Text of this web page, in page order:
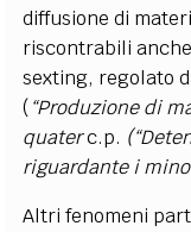
diffusione di
riscontrabili
sexting, regolato
( “Produzione di
quaterc.p.
riguardante i
Altri fenomeni